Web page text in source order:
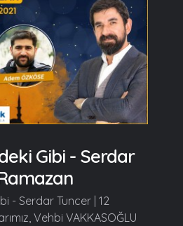
Gibi - Serdar
- Serdar Tuncer | 12
Vehbi VAKKASOĞLU